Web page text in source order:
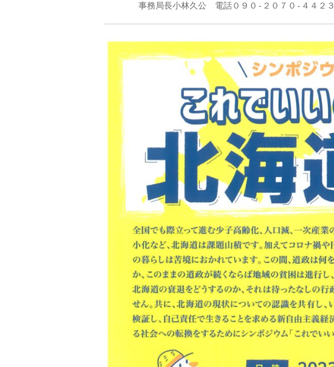
事務局長小林久公　電話０９０-２０７０-４４２３